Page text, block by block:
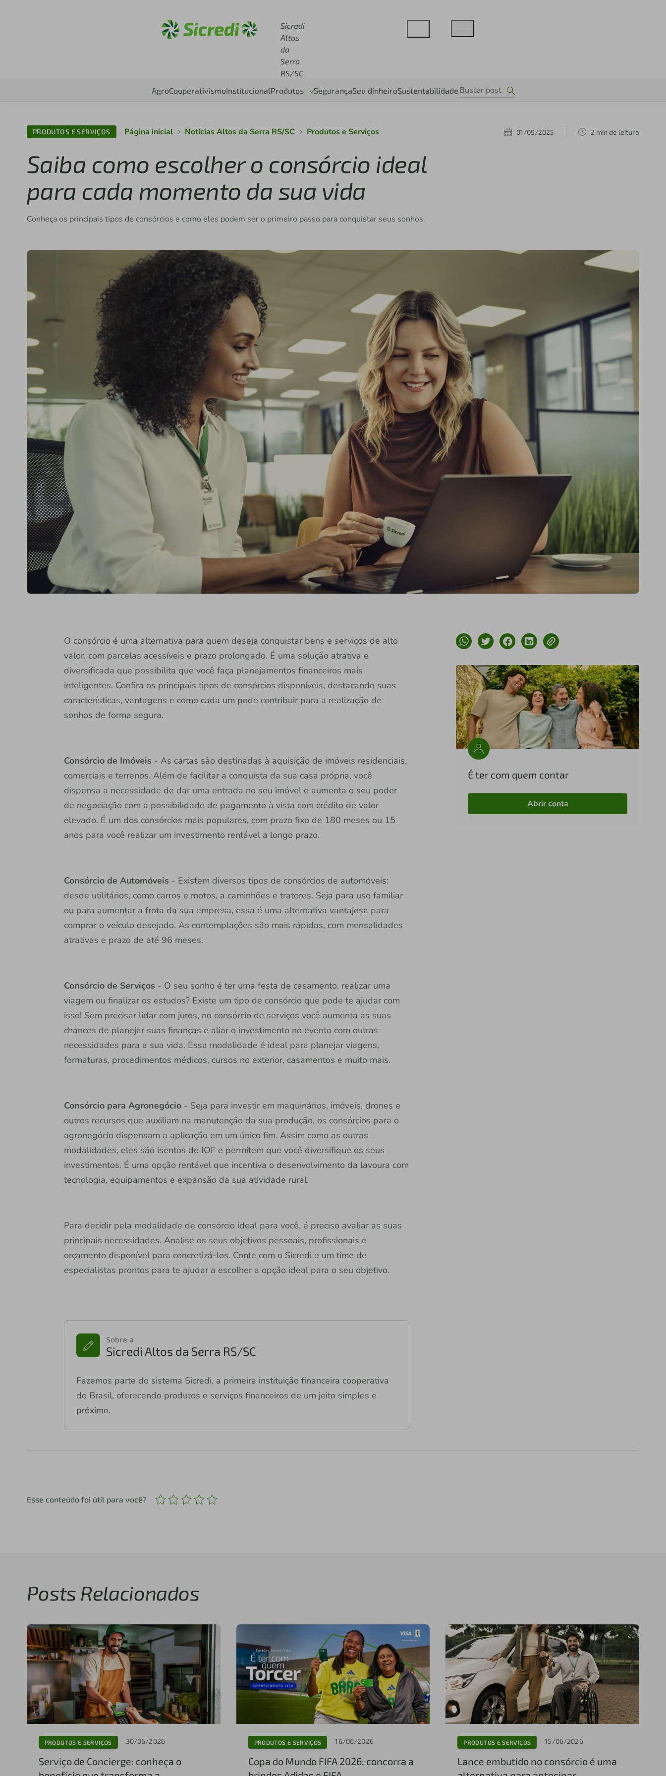
Sicredi
Altos
da
Serra
RS/SC
AgroCooperativismoInstitucionalProdutos SegurançaSeu dinheiroSustentabilidade
PRODUTOS E SERVIÇOS Página inicial Notícias Altos da Serra RS/SC Produtos e Serviços 01/09/2025 2 min de leitura
Saiba como escolher o consórcio ideal
para cada momento da sua vida
Conheça os principais tipos de consórcios e como eles podem ser o primeiro passo para conquistar seus sonhos.
O consórcio é uma alternativa para quem deseja conquistar bens e serviços de alto
valor, com parcelas acessíveis e prazo prolongado. É uma solução atrativa e
diversificada que possibilita que você faça planejamentos financeiros mais
inteligentes. Confira os principais tipos de consórcios disponíveis, destacando suas
características, vantagens e como cada um pode contribuir para a realização de
sonhos de forma segura.
Consórcio de Imóveis - As cartas são destinadas à aquisição de imóveis residenciais,
comerciais e terrenos. Além de facilitar a conquista da sua casa própria, você
dispensa a necessidade de dar uma entrada no seu imóvel e aumenta o seu poder
de negociação com a possibilidade de pagamento à vista com crédito de valor
elevado. É um dos consórcios mais populares, com prazo fixo de 180 meses ou 15
anos para você realizar um investimento rentável a longo prazo.
Consórcio de Automóveis - Existem diversos tipos de consórcios de automóveis:
desde utilitários, como carros e motos, a caminhões e tratores. Seja para uso familiar
ou para aumentar a frota da sua empresa, essa é uma alternativa vantajosa para
comprar o veículo desejado. As contemplações são mais rápidas, com mensalidades
atrativas e prazo de até 96 meses.
Consórcio de Serviços - O seu sonho é ter uma festa de casamento, realizar uma
viagem ou finalizar os estudos? Existe um tipo de consórcio que pode te ajudar com
isso! Sem precisar lidar com juros, no consórcio de serviços você aumenta as suas
chances de planejar suas finanças e aliar o investimento no evento com outras
necessidades para a sua vida. Essa modalidade é ideal para planejar viagens,
formaturas, procedimentos médicos, cursos no exterior, casamentos e muito mais.
Consórcio para Agronegócio- Seja para investir em maquinários, imóveis, drones e
outros recursos que auxiliam na manutenção da sua produção, os consórcios para o
agronegócio dispensam a aplicação em um único fim. Assim como as outras
modalidades, eles são isentos de IOF e permitem que você diversifique os seus
investimentos. É uma opção rentável que incentiva o desenvolvimento da lavoura com
tecnologia, equipamentos e expansão da sua atividade rural.
Para decidir pela modalidade de consórcio ideal para você, é preciso avaliar as suas
principais necessidades. Analise os seus objetivos pessoais, profissionais e
orçamento disponível para concretizá-los. Conte com o Sicredi e um time de
especialistas prontos para te ajudar a escolher a opção ideal para o seu objetivo.
Sobre a
Sicredi Altos da Serra RS/SC
Fazemos parte do sistema Sicredi, a primeira instituição financeira cooperativa
do Brasil, oferecendo produtos e serviços financeiros de um jeito simples e
próximo.
É ter com quem contar
Abrir conta
Esse conteúdo foi útil para você?
Posts Relacionados
PRODUTOS E SERVIÇOS 30/06/2026
Serviço de Concierge: conheça o
PRODUTOS E SERVIÇOS 16/06/2026
Copa do Mundo FIFA 2026: concorra a
PRODUTOS E SERVIÇOS 15/06/2026
Lance embutido no consórcio é uma